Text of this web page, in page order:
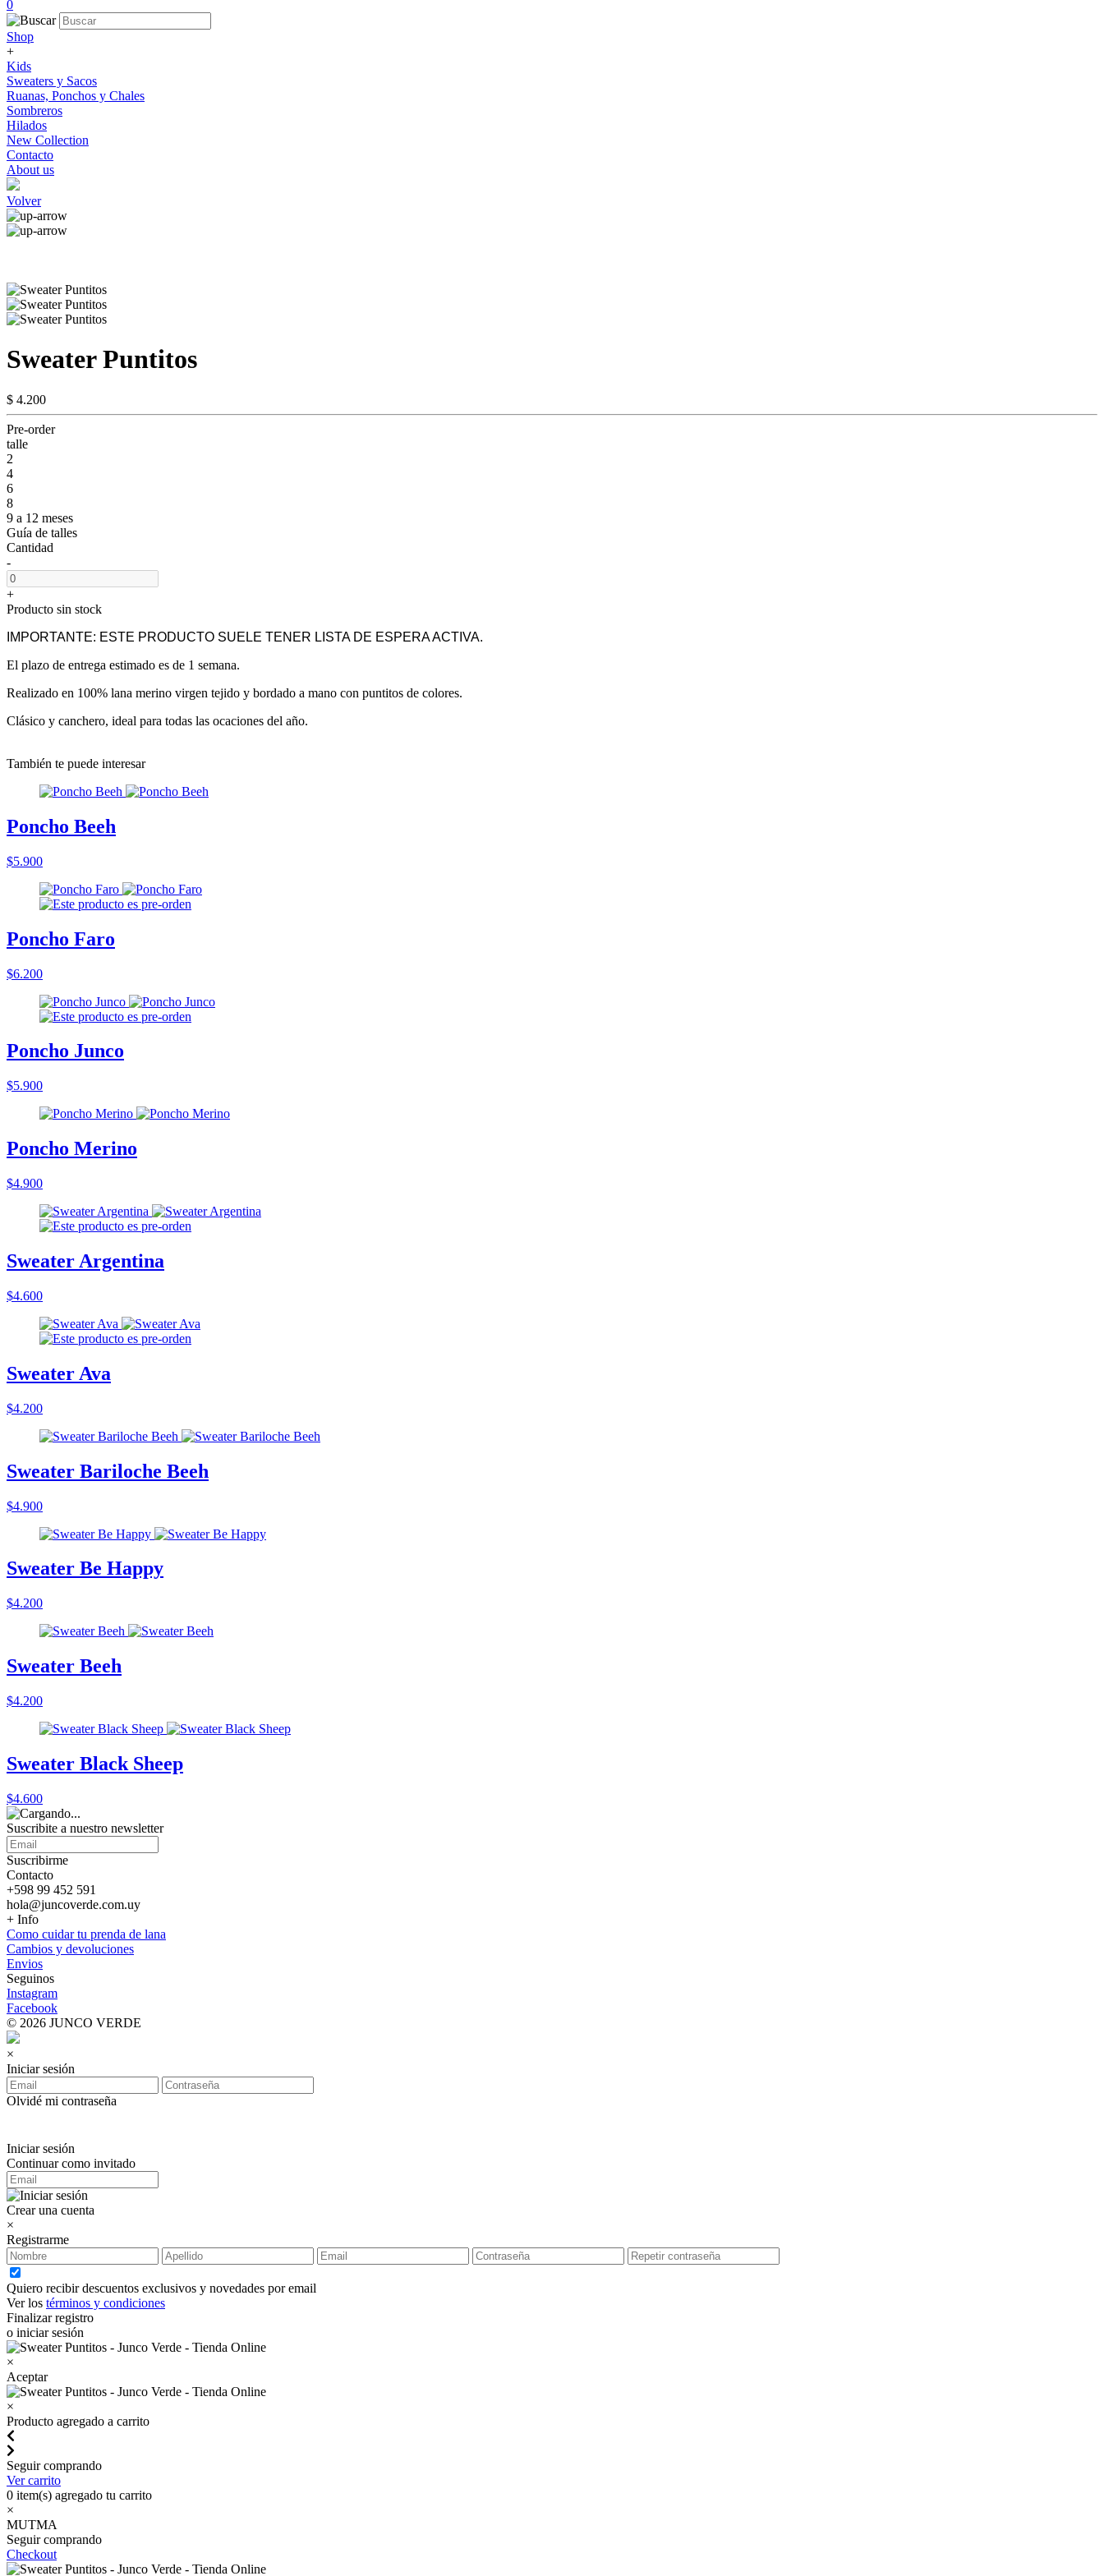
0
Shop
+
Kids
Sweaters y Sacos
Ruanas, Ponchos y Chales
Sombreros
Hilados
New Collection
Contacto
About us
Volver
Sweater Puntitos
$ 4.200
Pre-order
talle
2
4
6
8
9 a 12 meses
Guía de talles
Cantidad
-
+
Producto sin stock
IMPORTANTE: ESTE PRODUCTO SUELE TENER LISTA DE ESPERA ACTIVA.
El plazo de entrega estimado es de 1 semana.
Realizado en 100% lana merino virgen tejido y bordado a mano con puntitos de colores.
Clásico y canchero, ideal para todas las ocaciones del año.
También te puede interesar
Poncho Beeh
$5.900
Poncho Faro
$6.200
Poncho Junco
$5.900
Poncho Merino
$4.900
Sweater Argentina
$4.600
Sweater Ava
$4.200
Sweater Bariloche Beeh
$4.900
Sweater Be Happy
$4.200
Sweater Beeh
$4.200
Sweater Black Sheep
$4.600
Suscribite a nuestro newsletter
Suscribirme
Contacto
+598 99 452 591
hola@juncoverde.com.uy
+ Info
Como cuidar tu prenda de lana
Cambios y devoluciones
Envios
Seguinos
Instagram
Facebook
© 2026 JUNCO VERDE
×
Iniciar sesión
Olvidé mi contraseña
Iniciar sesión
Continuar como invitado
Crear una cuenta
×
Registrarme
Quiero recibir descuentos exclusivos y novedades por email
Ver los términos y condiciones
Finalizar registro
o iniciar sesión
×
Aceptar
×
Producto agregado a carrito
Seguir comprando
Ver carrito
0 item(s) agregado tu carrito
×
MUTMA
Seguir comprando
Checkout